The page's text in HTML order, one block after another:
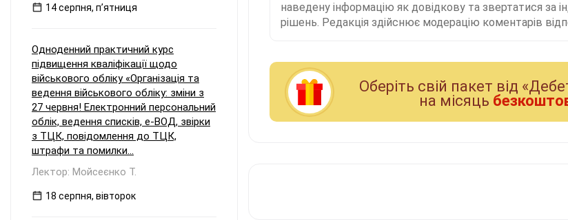
наведену інформацію як довідкову та звертатися за
рішень. Редакція здійснює модерацію коментарів
Оберiть свiй пакет вiд
на мiсяць
14 серпня, пʼятниця
Одноденний практичний курс
підвищення кваліфікації щодо
військового обліку «Організація та
ведення військового обліку: зміни з
27 червня! Електронний персональний
облік, ведення списків, е-ВОД, звірки
з ТЦК, повідомлення до ТЦК,
штрафи та помилки...
Лектор: Мойсеєнко Т.
18 серпня, вівторок